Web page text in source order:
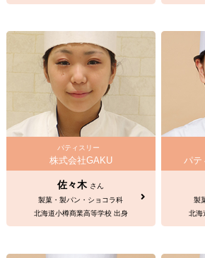
パティスリー
株式会社GAKU
佐々木 さん
製菓・製パン・ショコラ科
北海道小樽商業高等学校 出身
パテ
製
北海